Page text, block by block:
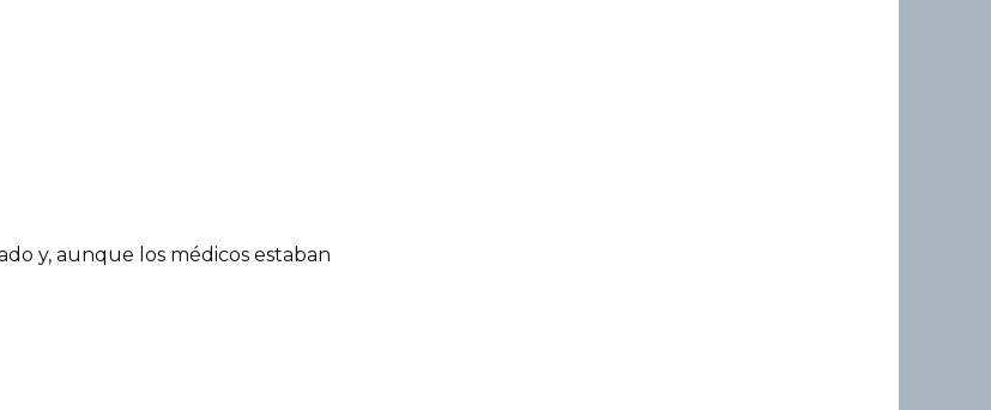
y, aunque los médicos estaban